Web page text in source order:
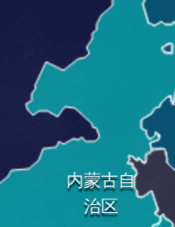
内蒙古自
治区